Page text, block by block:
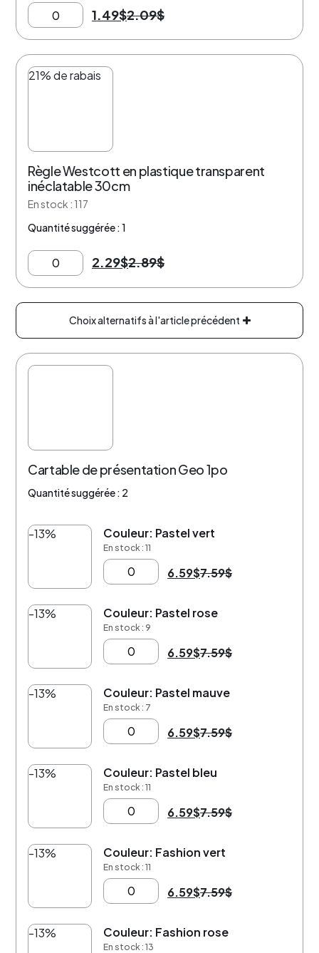
1.49$2.09$
21% de rabais
Règle Westcott en plastique transparent
inéclatable 30cm
En stock : 117
Quantité suggérée : 1
2.29$2.89$
Choix alternatifs à l'article précédent
Cartable de présentation Geo 1po
Quantité suggérée : 2
-13% Couleur: Pastel vert
En stock : 11
6.59$7.59$
-13% Couleur: Pastel rose
En stock : 9
6.59$7.59$
-13% Couleur: Pastel mauve
En stock : 7
6.59$7.59$
-13% Couleur: Pastel bleu
En stock : 11
6.59$7.59$
-13% Couleur: Fashion vert
En stock : 11
6.59$7.59$
-13% Couleur: Fashion rose
En stock : 13